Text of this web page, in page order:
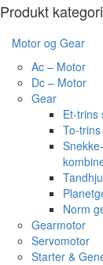
Produkt
Motor og Gear
Ac – Motor
Dc – Motor
Gear
Et-trins
To-
Norm
Gearmotor
Servomotor
Starter &